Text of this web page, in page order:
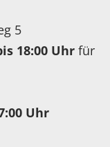
5
18:00 Uhr für
Uhr